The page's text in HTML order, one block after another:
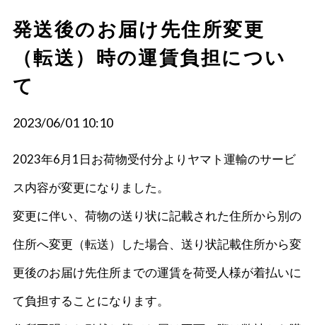
発送後のお届け先住所変更
（転送）時の運賃負担につい
て
2023/06/01 10:10
2023年6月1日お荷物受付分よりヤマト運輸のサービ
ス内容が変更になりました。
変更に伴い、荷物の送り状に記載された住所から別の
住所へ変更（転送）した場合、送り状記載住所から変
更後のお届け先住所までの運賃を荷受人様が着払いに
て負担することになります。